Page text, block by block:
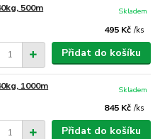
500m
495 Kč /ks
Skladem
Přidat do košíku
1000m
845 Kč /ks
Skladem
Přidat do košíku